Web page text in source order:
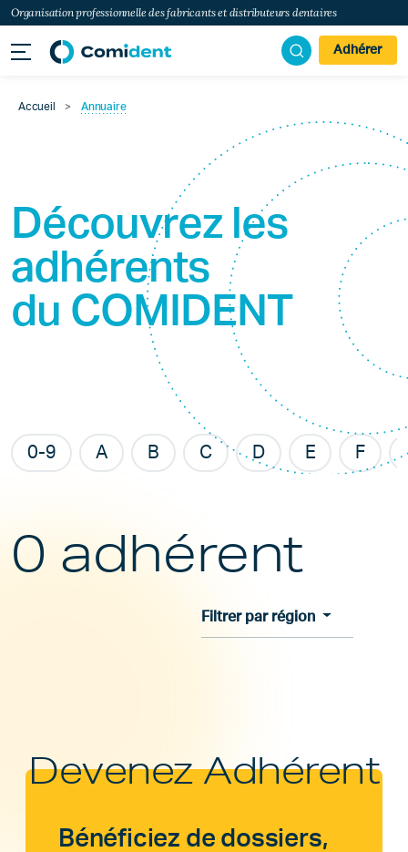
Organisation professionnelle des fabricants et distributeurs dentaires
Adhérer
Accueil > Annuaire
Découvrez les
adhérents
du COMIDENT
0-9 A B C D E F
0 adhérent
Filtrer par région
Devenez Adhérent
Bénéficiez de dossiers,